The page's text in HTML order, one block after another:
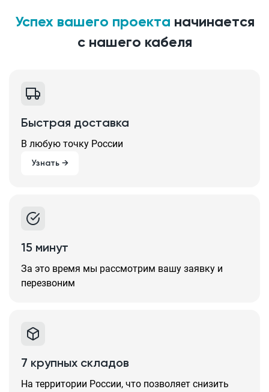
Успех вашего проекта начинается
с нашего кабеля
Быстрая доставка
В любую точку России
Узнать →
15 минут
За это время мы рассмотрим вашу заявку и
перезвоним
7 крупных складов
На территории России, что позволяет снизить